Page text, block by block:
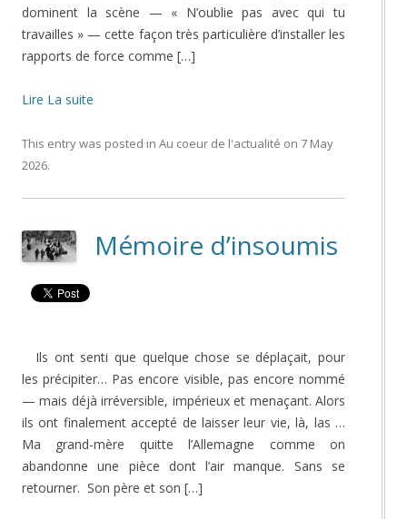
dominent la scène — « N’oublie pas avec qui tu
travailles » — cette façon très particulière d’installer les
rapports de force comme […]
Lire La suite
This entry was posted in Au coeur de l'actualité on 7 May
2026.
Mémoire d’insoumis
Ils ont senti que quelque chose se déplaçait, pour
les précipiter… Pas encore visible, pas encore nommé
— mais déjà irréversible, impérieux et menaçant. Alors
ils ont finalement accepté de laisser leur vie, là, las …
Ma grand-mère quitte l’Allemagne comme on
abandonne une pièce dont l’air manque. Sans se
retourner. Son père et son […]